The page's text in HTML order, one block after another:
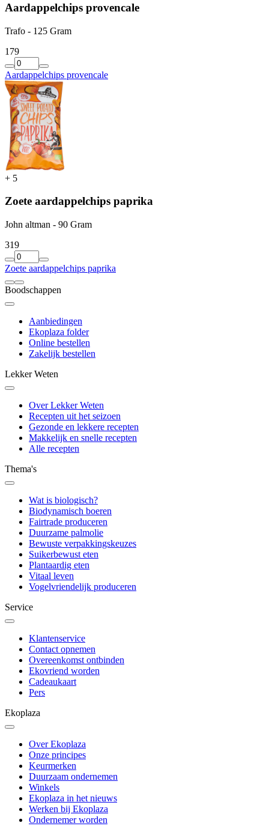
Aardappelchips provencale
Trafo - 125 Gram
1 79
Aardappelchips provencale
+ 5
Zoete aardappelchips paprika
John altman - 90 Gram
319
Zoete aardappelchips paprika
Boodschappen
Aanbiedingen
Ekoplaza folder
Online bestellen
Zakelijk bestellen
Lekker Weten
Over Lekker Weten
Recepten uit het seizoen
Gezonde en lekkere recepten
Makkelijk en snelle recepten
Alle recepten
Thema's
Wat is biologisch?
Biodynamisch boeren
Fairtrade produceren
Duurzame palmolie
Bewuste verpakkingskeuzes
Suikerbewust eten
Plantaardig eten
Vitaal leven
Vogelvriendelijk produceren
Service
Klantenservice
Contact opnemen
Overeenkomst ontbinden
Ekovriend worden
Cadeaukaart
Pers
Ekoplaza
Over Ekoplaza
Onze principes
Keurmerken
Duurzaam ondernemen
Winkels
Ekoplaza in het nieuws
Werken bij Ekoplaza
Ondernemer worden